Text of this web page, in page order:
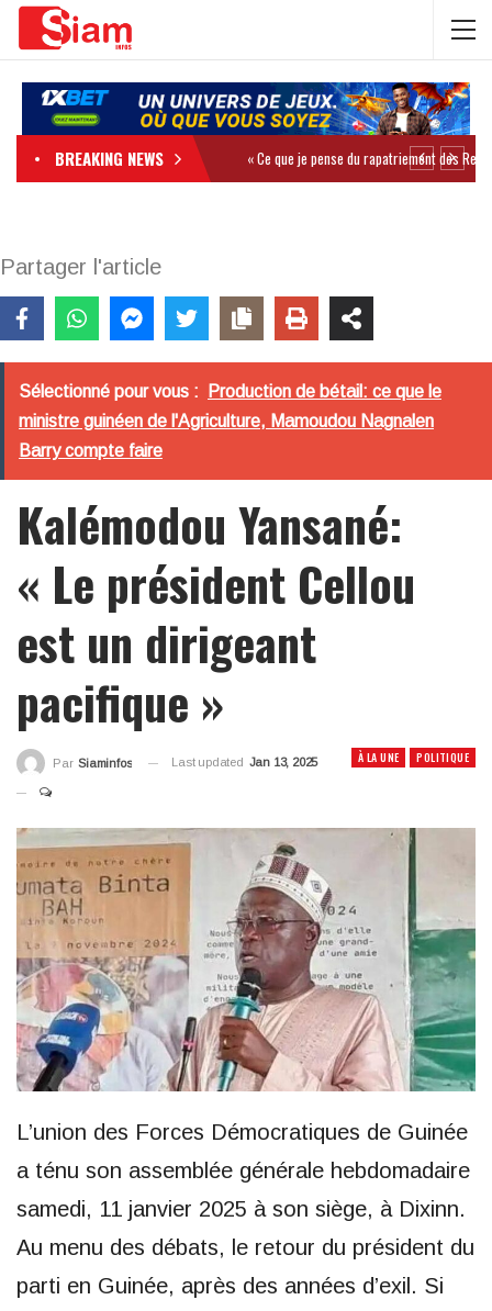
BREAKING NEWS
Partager l'article
Sélectionné pour vous :
Production de bétail: ce que le
ministre guinéen de l'Agriculture, Mamoudou Nagnalen
Barry compte faire
Kalémodou Yansané:
« Le président Cellou
est un dirigeant
pacifique »
À LA UNE POLITIQUE
Par Siaminfos Last updated Jan 13, 2025
L’union des Forces Démocratiques de Guinée
a ténu son assemblée générale hebdomadaire
samedi, 11 janvier 2025 à son siège, à Dixinn.
Au menu des débats, le retour du président du
parti en Guinée, après des années d’exil. Si